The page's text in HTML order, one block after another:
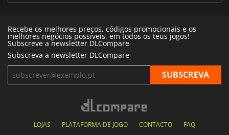
Recebe os melhores preços, códigos promocionais e os
melhores negócios possíveis, em todos os teus jogos!
Subscreve a newsletter DLCompare
Subscreva a newsletter DLCompare
LOJAS PLATAFORMA DE JOGO CONTACTO FAQ